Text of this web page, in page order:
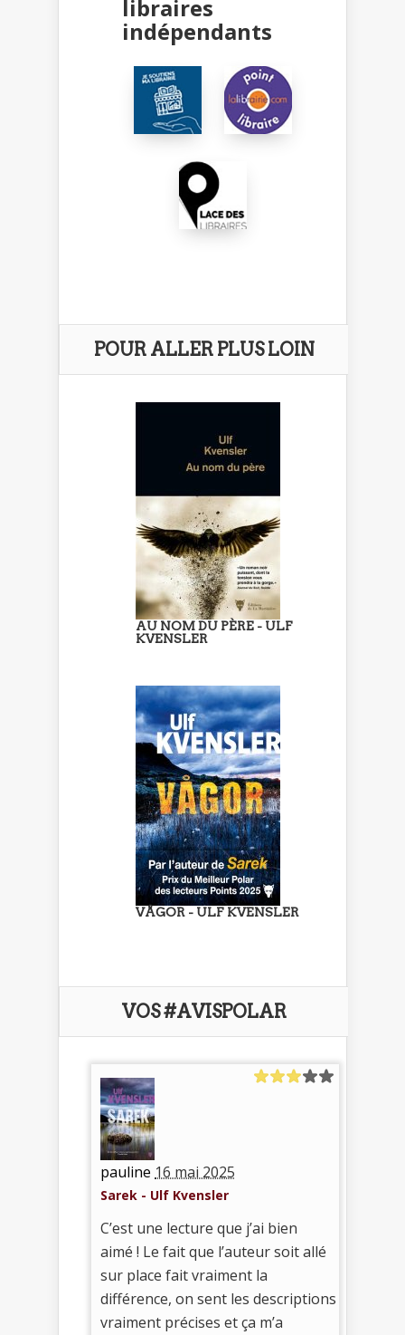
libraires
indépendants
POUR ALLER PLUS LOIN
AU NOM DU PÈRE - ULF
KVENSLER
VÅGOR - ULF KVENSLER
VOS #AVISPOLAR
pauline 16 mai 2025
Sarek - Ulf Kvensler
C’est une lecture que j’ai bien
aimé ! Le fait que l’auteur soit allé
sur place fait vraiment la
différence, on sent les descriptions
vraiment précises et ça m’a